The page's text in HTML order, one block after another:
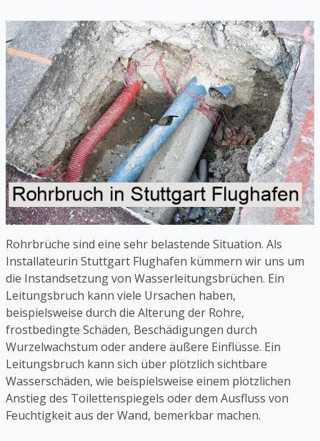
Rohrbrüche sind eine sehr belastende Situation. Als
Installateurin Stuttgart Flughafen kümmern wir uns um
die Instandsetzung von Wasserleitungsbrüchen. Ein
Leitungsbruch kann viele Ursachen haben,
beispielsweise durch die Alterung der Rohre,
frostbedingte Schäden, Beschädigungen durch
Wurzelwachstum oder andere äußere Einflüsse. Ein
Leitungsbruch kann sich über plötzlich sichtbare
Wasserschäden, wie beispielsweise einem plötzlichen
Anstieg des Toilettenspiegels oder dem Ausfluss von
Feuchtigkeit aus der Wand, bemerkbar machen.